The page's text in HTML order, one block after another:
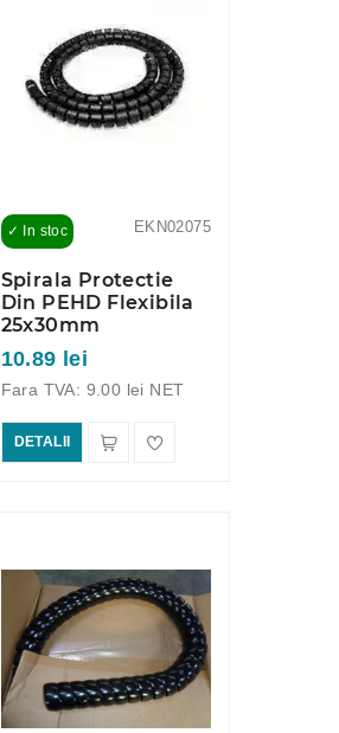
EKN02075
✓ In stoc
Spirala Protectie
Din PEHD Flexibila
25x30mm
10.89 lei
Fara TVA: 9.00 lei NET
DETALII